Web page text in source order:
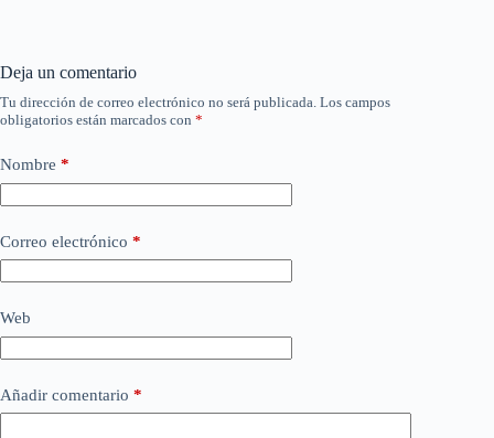
Deja un comentario
Tu dirección de correo electrónico no será publicada. Los campos
obligatorios están marcados con *
Nombre *
Correo electrónico *
Web
Añadir comentario *